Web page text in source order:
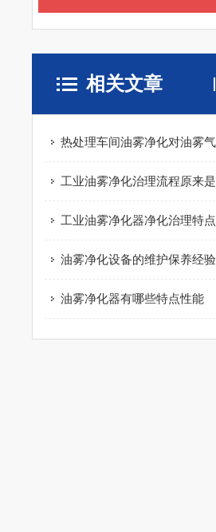
相关文章
工业油雾净化器净化治理特点
油雾净化器有哪些特点性能